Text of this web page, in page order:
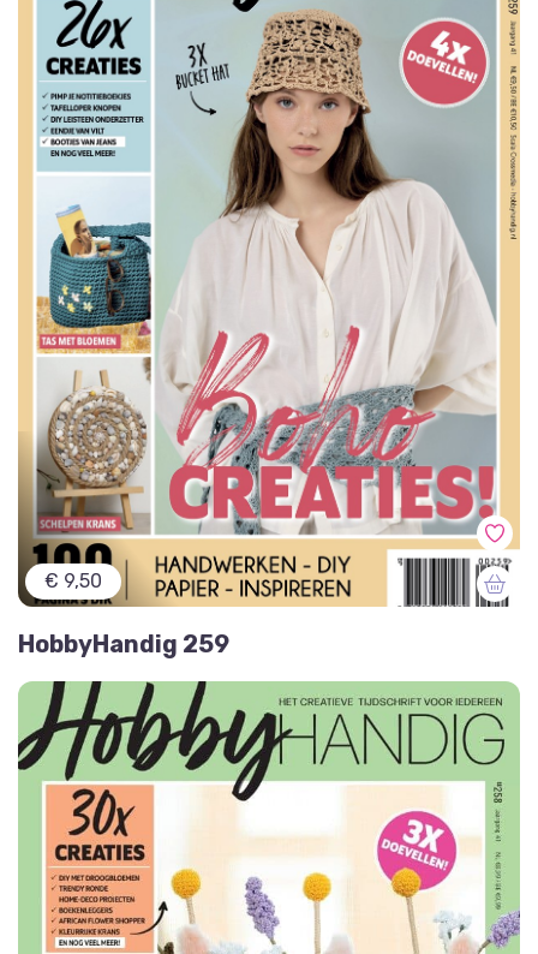
€ 9,50
HobbyHandig 259